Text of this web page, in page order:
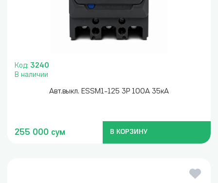
Код: 3240
В наличии
Авт.выкл. ESSM1-125 3P 100A 35кА
255 000 сум В КОРЗИНУ